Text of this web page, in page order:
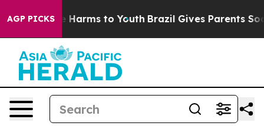
AGP PICKS
to Abate Harms to Youth Brazil Gives Parents